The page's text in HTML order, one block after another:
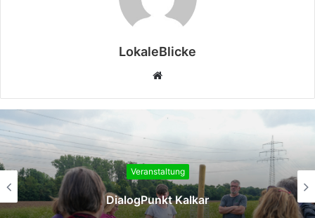
LokaleBlicke
Webseite
Veranstaltung
DialogPunkt Kalkar